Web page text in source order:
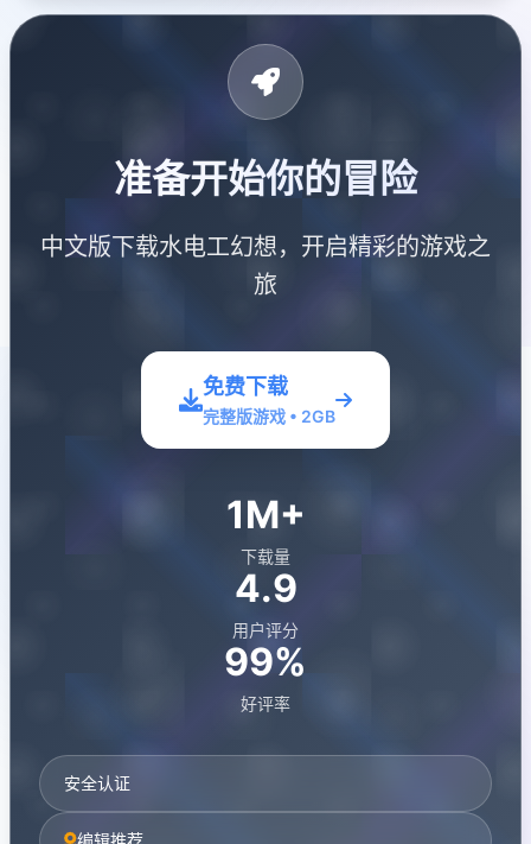
准备开始你的冒险
中文版下载水电工幻想，开启精彩的游戏之
旅
免费下载
完整版游戏 • 2GB
1M+
下载量
4.9
用户评分
99%
好评率
安全认证
编辑推荐